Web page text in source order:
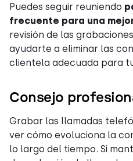
Puedes seguir reuniendo
frecuente para una
revisión de las
ayudarte a eliminar las
clientela adecuada para
Consejo
Grabar las llamadas
ver cómo evoluciona la
lo largo del tiempo. Si